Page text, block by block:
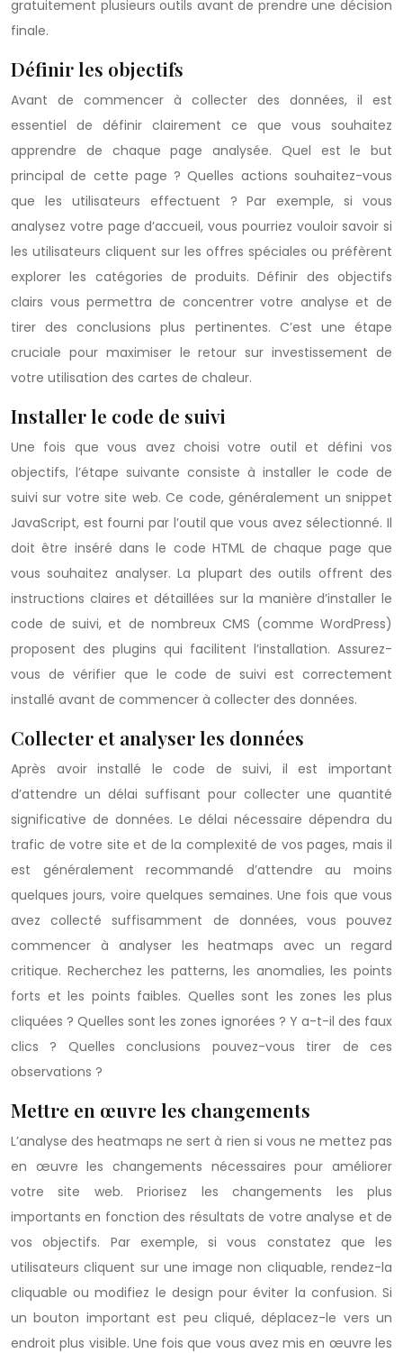
gratuitement plusieurs outils avant de prendre une décision
finale.
Définir les objectifs
Avant de commencer à collecter des données, il est
essentiel de définir clairement ce que vous souhaitez
apprendre de chaque page analysée. Quel est le but
principal de cette page ? Quelles actions souhaitez-vous
que les utilisateurs effectuent ? Par exemple, si vous
analysez votre page d’accueil, vous pourriez vouloir savoir si
les utilisateurs cliquent sur les offres spéciales ou préfèrent
explorer les catégories de produits. Définir des objectifs
clairs vous permettra de concentrer votre analyse et de
tirer des conclusions plus pertinentes. C’est une étape
cruciale pour maximiser le retour sur investissement de
votre utilisation des cartes de chaleur.
Installer le code de suivi
Une fois que vous avez choisi votre outil et défini vos
objectifs, l’étape suivante consiste à installer le code de
suivi sur votre site web. Ce code, généralement un snippet
JavaScript, est fourni par l’outil que vous avez sélectionné. Il
doit être inséré dans le code HTML de chaque page que
vous souhaitez analyser. La plupart des outils offrent des
instructions claires et détaillées sur la manière d’installer le
code de suivi, et de nombreux CMS (comme WordPress)
proposent des plugins qui facilitent l’installation. Assurez-
vous de vérifier que le code de suivi est correctement
installé avant de commencer à collecter des données.
Collecter et analyser les données
Après avoir installé le code de suivi, il est important
d’attendre un délai suffisant pour collecter une quantité
significative de données. Le délai nécessaire dépendra du
trafic de votre site et de la complexité de vos pages, mais il
est généralement recommandé d’attendre au moins
quelques jours, voire quelques semaines. Une fois que vous
avez collecté suffisamment de données, vous pouvez
commencer à analyser les heatmaps avec un regard
critique. Recherchez les patterns, les anomalies, les points
forts et les points faibles. Quelles sont les zones les plus
cliquées ? Quelles sont les zones ignorées ? Y a-t-il des faux
clics ? Quelles conclusions pouvez-vous tirer de ces
observations ?
Mettre en œuvre les changements
L’analyse des heatmaps ne sert à rien si vous ne mettez pas
en œuvre les changements nécessaires pour améliorer
votre site web. Priorisez les changements les plus
importants en fonction des résultats de votre analyse et de
vos objectifs. Par exemple, si vous constatez que les
utilisateurs cliquent sur une image non cliquable, rendez-la
cliquable ou modifiez le design pour éviter la confusion. Si
un bouton important est peu cliqué, déplacez-le vers un
endroit plus visible. Une fois que vous avez mis en œuvre les